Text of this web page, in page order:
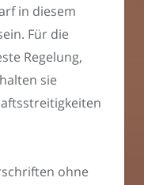
in diesem
Für die
Regelung,
sie
ohne